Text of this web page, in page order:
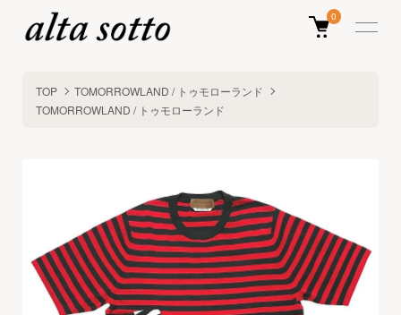
0
TOP
TOMORROWLAND / トゥモローランド
TOMORROWLAND / トゥモローランド